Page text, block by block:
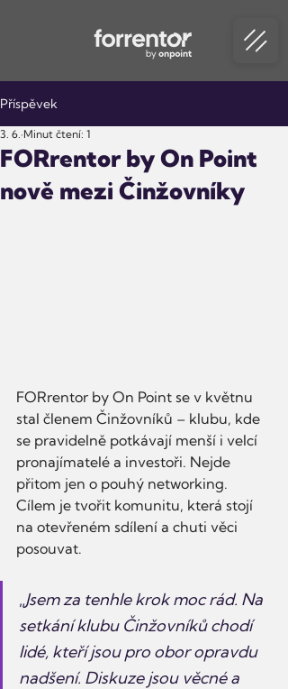
Příspěvek
FORrentor by On Point
nově mezi Činžovníky
3. 6. Minut čtení: 1
FORrentor by On Point se v květnu
stal členem Činžovníků – klubu, kde
se pravidelně potkávají menší i velcí
pronajímatelé a investoři. Nejde
přitom jen o pouhý networking.
Cílem je tvořit komunitu, která stojí
na otevřeném sdílení a chuti věci
posouvat.
„Jsem za tenhle krok moc rád. Na
setkání klubu Činžovníků chodí
lidé, kteří jsou pro obor opravdu
nadšení. Diskuze jsou věcné a